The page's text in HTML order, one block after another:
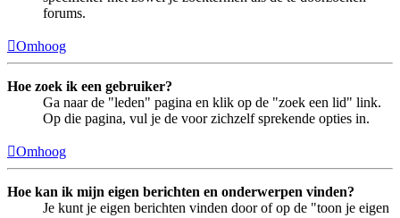
forums.
Omhoog
Hoe zoek ik een gebruiker?
Ga naar de "leden" pagina en klik op de "zoek een lid" link.
Op die pagina, vul je de voor zichzelf sprekende opties in.
Omhoog
Hoe kan ik mijn eigen berichten en onderwerpen vinden?
Je kunt je eigen berichten vinden door of op de "toon je eigen